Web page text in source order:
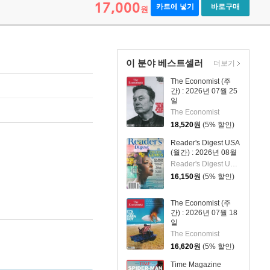
17,000원 카트에 넣기 바로구매
이 분야 베스트셀러
The Economist (주
간) : 2026년 07월 25
일
The Economist
18,520원 (5% 할인)
Reader's Digest USA
(월간) : 2026년 08월
Reader's Digest US 편집부
16,150원 (5% 할인)
The Economist (주
간) : 2026년 07월 18
일
The Economist
16,620원 (5% 할인)
Time Magazine
더보기